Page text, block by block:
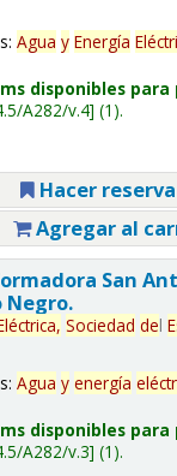
Agua y Energía
disponibles para
A282/v.4 (1).
Hacer reserva
Agregar al
San
Negro.
Sociedad del
Agua y energía
disponibles para
A282/v.3 (1).